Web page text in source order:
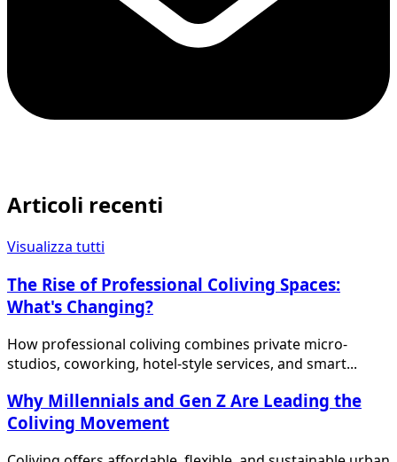
Articoli recenti
Visualizza tutti
The Rise of Professional Coliving Spaces:
What's Changing?
How professional coliving combines private micro-
studios, coworking, hotel-style services, and smart...
Why Millennials and Gen Z Are Leading the
Coliving Movement